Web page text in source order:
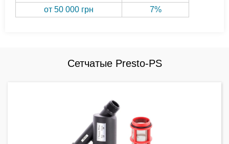
от 50 000 грн
7%
Сетчатые Presto-PS